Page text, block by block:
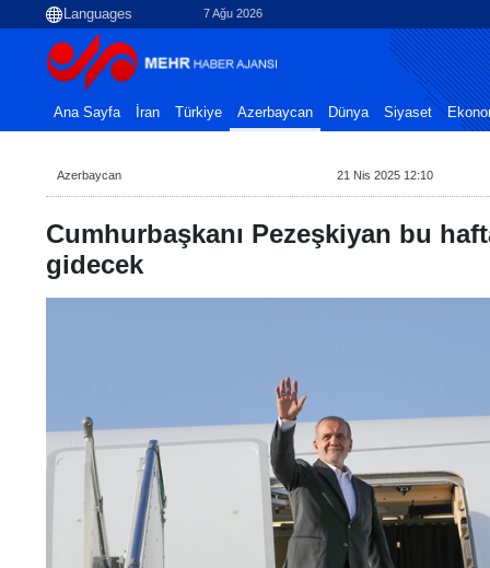
7 Ağu 2026
Ana Sayfa İran Türkiye Azerbaycan Dünya Siyaset
Azerbaycan 21 Nis 2025 12:10
Cumhurbaşkanı Pezeşkiyan bu
gidecek